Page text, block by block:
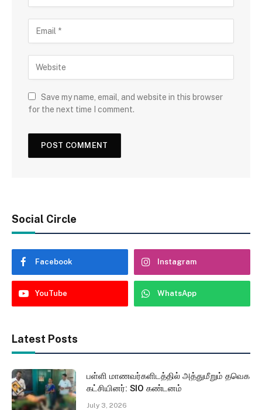
Save my name, email, and website in this browser
for the next time I comment.
Social Circle
Facebook Instagram
YouTube WhatsApp
Latest Posts
பள்ளி மாணவர்களிடத்தில் அத்துமீறும் தவெக
கட்சியினர்: SIO கண்டனம்
July 3, 2026